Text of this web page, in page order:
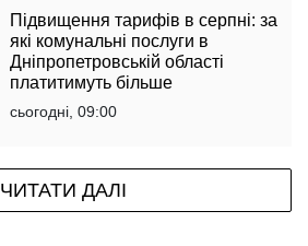
Підвищення тарифів в серпні: за
які комунальні послуги в
Дніпропетровській області
платитимуть більше
сьогодні, 09:00
ЧИТАТИ ДАЛІ